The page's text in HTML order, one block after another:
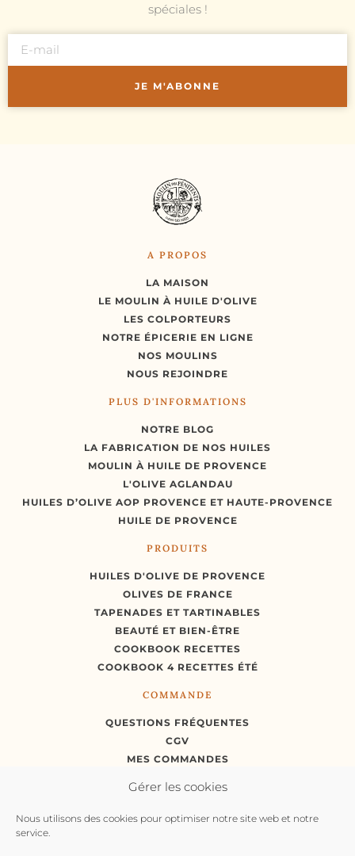
Gérer les cookies
Nous utilisons des cookies pour optimiser notre site web et notre
service.
spéciales !
JE M'ABONNE
A PROPOS
LA MAISON
LE MOULIN À HUILE D'OLIVE
LES COLPORTEURS
NOTRE ÉPICERIE EN LIGNE
NOS MOULINS
NOUS REJOINDRE
PLUS D'INFORMATIONS
NOTRE BLOG
LA FABRICATION DE NOS HUILES
MOULIN À HUILE DE PROVENCE
L'OLIVE AGLANDAU
HUILES D’OLIVE AOP PROVENCE ET HAUTE-PROVENCE
HUILE DE PROVENCE
PRODUITS
HUILES D'OLIVE DE PROVENCE
OLIVES DE FRANCE
TAPENADES ET TARTINABLES
BEAUTÉ ET BIEN-ÊTRE
COOKBOOK RECETTES
COOKBOOK 4 RECETTES ÉTÉ
COMMANDE
QUESTIONS FRÉQUENTES
CGV
MES COMMANDES
RÉTRACTATION